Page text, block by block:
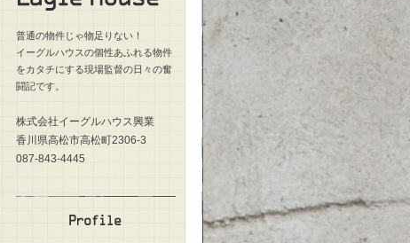
普通の物件じゃ物足りない！
イーグルハウスの個性あふれる物件
をカタチにする現場監督の日々の奮
闘記です。
株式会社イーグルハウス興業
香川県高松市高松町2306-3
087-843-4445